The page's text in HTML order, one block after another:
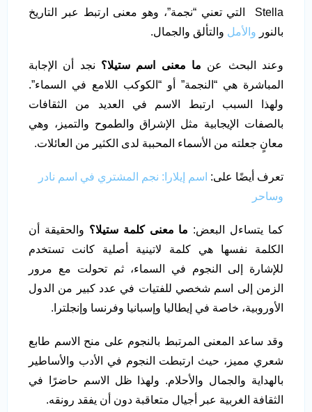
Stella التي تعني “نجمة”، وهو معنى ارتبط عبر التاريخ
بالنور والأمل والتألق والجمال.
وعند البحث عن ما معنى اسم ستيلا؟ نجد أن الإجابة
المباشرة هي “النجمة” أو “الكوكب اللامع في السماء”.
ولهذا السبب ارتبط الاسم في العديد من الثقافات
بالصفات الإيجابية مثل الإشراق والطموح والتميز، وهي
معانٍ جعلته من الأسماء المحببة لدى الكثير من العائلات.
تعرف أيضًا على: اسم إيلارا: نجم المشتري في اسم نادر
وساحر
كما يتساءل البعض: ما معنى كلمة ستيلا؟ والحقيقة أن
الكلمة نفسها هي كلمة لاتينية أصلية كانت تستخدم
للإشارة إلى النجوم في السماء، ثم تحولت مع مرور
الزمن إلى اسم شخصي للفتيات في عدد كبير من الدول
الأوروبية، خاصة في إيطاليا وإسبانيا وفرنسا وإنجلترا.
وقد ساعد المعنى المرتبط بالنجوم على منح الاسم طابع
شعري مميز، حيث ارتبطت النجوم في الأدب والأساطير
بالهداية والجمال والأحلام. ولهذا ظل الاسم حاضرًا في
الثقافة الغربية عبر أجيال متعاقبة دون أن يفقد رونقه.